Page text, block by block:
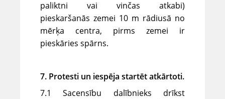
paliktni vai vinčas atkabi)
pieskaršanās zemei 10 m rādiusā no
mērķa centra, pirms zemei ir
pieskāries spārns.
7. Protesti un iespēja startēt atkārtoti.
7.1 Sacensību dalībnieks drīkst